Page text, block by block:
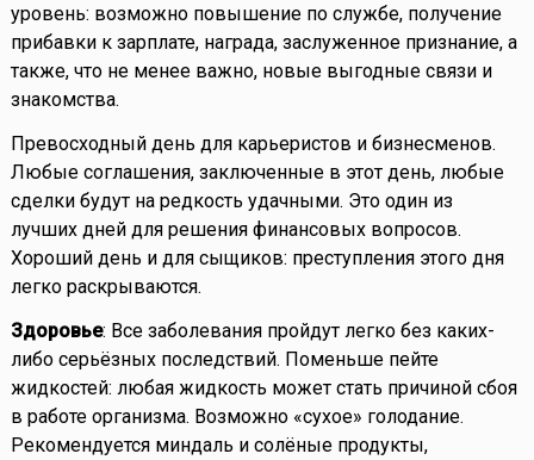
уровень: возможно повышение по службе, получение
прибавки к зарплате, награда, заслуженное признание, а
также, что не менее важно, новые выгодные связи и
знакомства.
Превосходный день для карьеристов и бизнесменов.
Любые соглашения, заключенные в этот день, любые
сделки будут на редкость удачными. Это один из
лучших дней для решения финансовых вопросов.
Хороший день и для сыщиков: преступления этого дня
легко раскрываются.
Здоровье: Все заболевания пройдут легко без каких-
либо серьёзных последствий. Поменьше пейте
жидкостей: любая жидкость может стать причиной сбоя
в работе организма. Возможно «сухое» голодание.
Рекомендуется миндаль и солёные продукты,